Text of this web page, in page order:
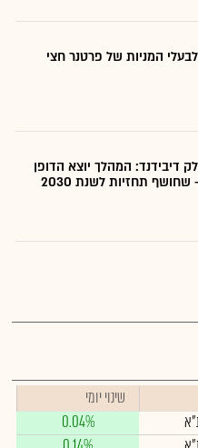
המניות של פרטנר חצי
דיבידנד: המהלך יוצא הדופן
תחזיות לשנת 2030
שינוי יומי
0.04%